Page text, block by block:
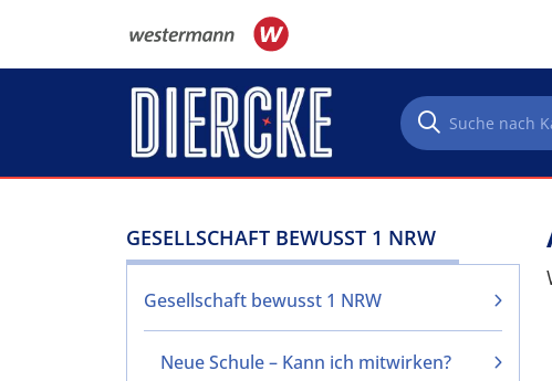
GESELLSCHAFT BEWUSST 1 NRW
Gesellschaft bewusst 1 NRW
Neue Schule – Kann ich mitwirken?